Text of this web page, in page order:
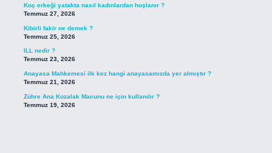
Koç erkeği yatakta nasıl kadınlardan hoşlanır ?
Temmuz 27, 2026
Kibirli fakir ne demek ?
Temmuz 25, 2026
ILL nedir ?
Temmuz 23, 2026
Anayasa Mahkemesi ilk kez hangi anayasamızda yer almıştır ?
Temmuz 21, 2026
Zühre Ana Kozalak Macunu ne için kullanılır ?
Temmuz 19, 2026